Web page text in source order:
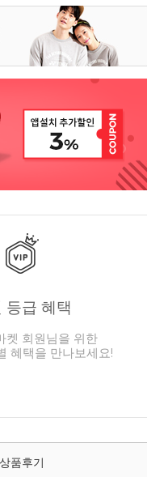
등급 혜택
켓 회원님을 위한
혜택을 만나보세요!
상품후기